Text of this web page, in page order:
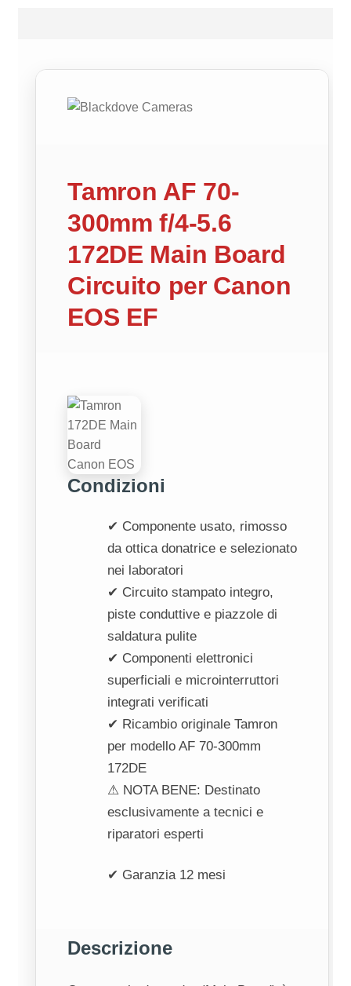
Tamron AF 70-
300mm f/4-5.6
172DE Main Board
Circuito per Canon
EOS EF
Condizioni
✔ Componente usato, rimosso
da ottica donatrice e selezionato
nei laboratori
✔ Circuito stampato integro,
piste conduttive e piazzole di
saldatura pulite
✔ Componenti elettronici
superficiali e microinterruttori
integrati verificati
✔ Ricambio originale Tamron
per modello AF 70-300mm
172DE
⚠ NOTA BENE: Destinato
esclusivamente a tecnici e
riparatori esperti
✔ Garanzia 12 mesi
Descrizione